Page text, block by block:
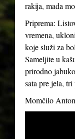
rakija, mada
Priprema:
vremena,
koje služi za
Sameljite u
prirodno
sata pre jela, tri
Momčilo